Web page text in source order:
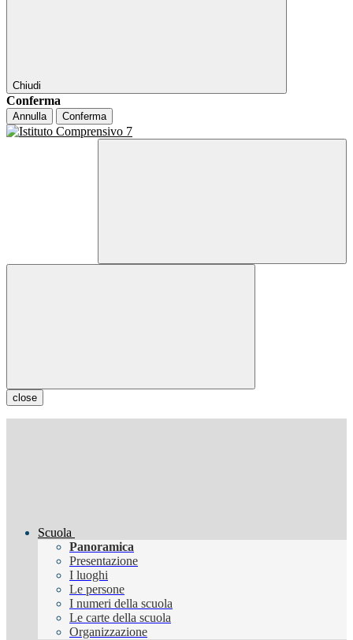
Chiudi
Conferma
Annulla Conferma
close
Scuola
Panoramica
Presentazione
I luoghi
Le persone
I numeri della scuola
Le carte della scuola
Organizzazione